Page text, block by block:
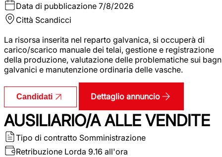
Data di pubblicazione 7/8/2026
Città Scandicci
La risorsa inserita nel reparto galvanica, si occuperà di
carico/scarico manuale dei telai, gestione e registrazione
della produzione, valutazione delle problematiche sui
galvanici e manutenzione ordinaria delle vasche.
Candidati Dettaglio annuncio
AUSILIARIO/A ALLE VENDITE
Tipo di contratto Somministrazione
Retribuzione Lorda 9.16 all'ora